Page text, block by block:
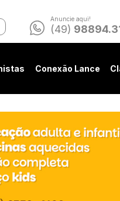
Anuncie aqui!
(49)
Conexão Lance